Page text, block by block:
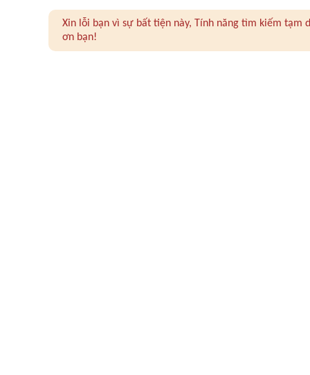
Xin lỗi bạn vì sự bất tiện này, Tính năng tìm kiếm
ơn bạn!